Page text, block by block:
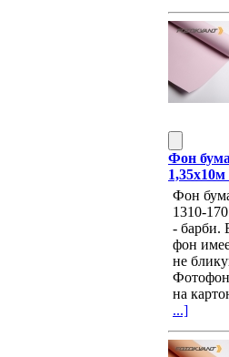
Фон
Фон
1310-
- барби.
фон
не
Фотофон
на
...]